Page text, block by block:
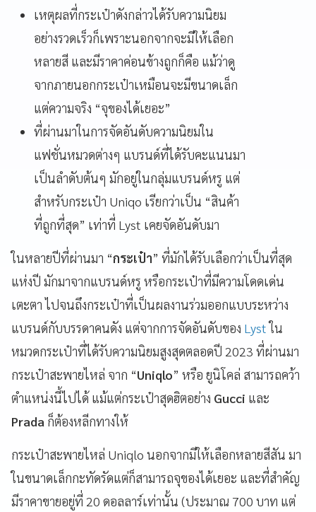
เหตุผลที่กระเป๋าดังกล่าวได้รับความนิยม
อย่างรวดเร็วก็เพราะนอกจากจะมีให้เลือก
หลายสี และมีราคาค่อนข้างถูกก็คือ แม้ว่าดู
จากภายนอกกระเป๋าเหมือนจะมีขนาดเล็ก
แต่ความจริง “จุของได้เยอะ”
ที่ผ่านมาในการจัดอันดับความนิยมใน
แฟชั่นหมวดต่างๆ แบรนด์ที่ได้รับคะแนนมา
เป็นลำดับต้นๆ มักอยู่ในกลุ่มแบรนด์หรู แต่
สำหรับกระเป๋า Uniqo เรียกว่าเป็น “สินค้า
ที่ถูกที่สุด” เท่าที่ Lyst เคยจัดอันดับมา
ในหลายปีที่ผ่านมา “กระเป๋า” ที่มักได้รับเลือกว่าเป็นที่สุด
แห่งปี มักมาจากแบรนด์หรู หรือกระเป๋าที่มีความโดดเด่น
เตะตา ไปจนถึงกระเป๋าที่เป็นผลงานร่วมออกแบบระหว่าง
แบรนด์กับบรรดาคนดัง แต่จากการจัดอันดับของ Lystใน
หมวดกระเป๋าที่ได้รับความนิยมสูงสุดตลอดปี 2023 ที่ผ่านมา
กระเป๋าสะพายไหล่ จาก “Uniqlo” หรือ ยูนิโคล่ สามารถคว้า
ตำแหน่งนี้ไปได้ แม้แต่กระเป๋าสุดฮิตอย่าง Gucci และ
Prada ก็ต้องหลีกทางให้
กระเป๋าสะพายไหล่ Uniqlo นอกจากมีให้เลือกหลายสีสัน มา
ในขนาดเล็กกะทัดรัดแต่ก็สามารถจุของได้เยอะ และที่สำคัญ
มีราคาขายอยู่ที่ 20 ดอลลาร์เท่านั้น (ประมาณ 700 บาท แต่